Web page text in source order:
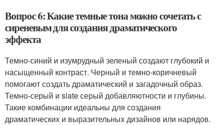
Вопрос 6: Какие темные тона можно сочетать с
сиреневым для создания драматического
эффекта
Темно-синий и изумрудный зеленый создают глубокий и
насыщенный контраст. Черный и темно-коричневый
помогают создать драматический и загадочный образ.
Темно-серый и slate серый добавляютности и глубины.
Такие комбинации идеальны для создания
драматических и выразительных дизайнов или нарядов.